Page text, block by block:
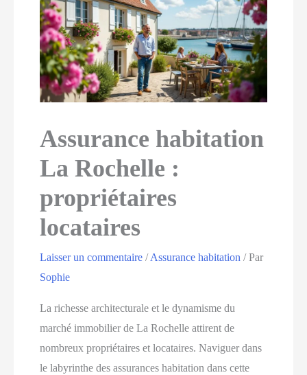
Assurance habitation
La Rochelle :
propriétaires
locataires
Laisser un commentaire /Assurance habitation / Par
Sophie
La richesse architecturale et le dynamisme du
marché immobilier de La Rochelle attirent de
nombreux propriétaires et locataires. Naviguer dans
le labyrinthe des assurances habitation dans cette